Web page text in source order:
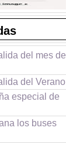
del mes de
del Verano
especial de
los buses